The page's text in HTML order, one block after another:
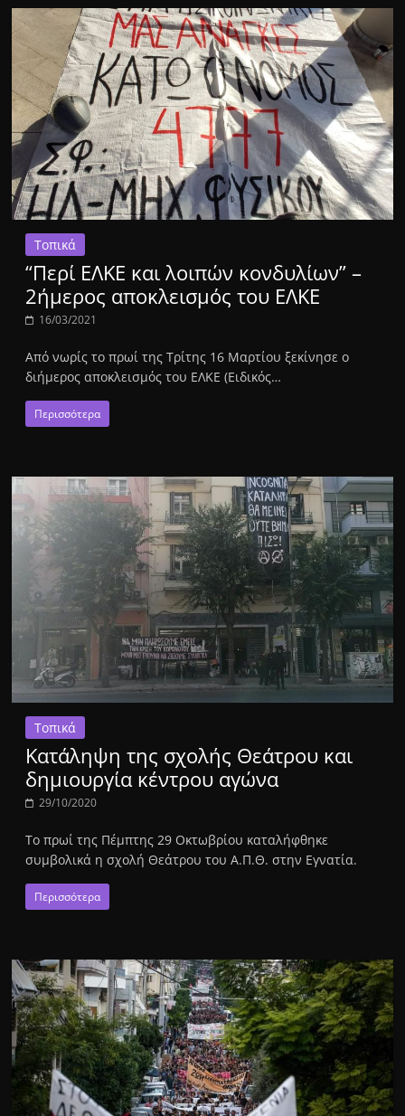
Τοπικά
“Περί ΕΛΚΕ και λοιπών κονδυλίων” –
2ήμερος αποκλεισμός του ΕΛΚΕ
16/03/2021
Από νωρίς το πρωί της Τρίτης 16 Μαρτίου ξεκίνησε ο
διήμερος αποκλεισμός του ΕΛΚΕ (Ειδικός…
Περισσότερα
Τοπικά
Κατάληψη της σχολής Θεάτρου και
δημιουργία κέντρου αγώνα
29/10/2020
Το πρωί της Πέμπτης 29 Οκτωβρίου καταλήφθηκε
συμβολικά η σχολή Θεάτρου του Α.Π.Θ. στην Εγνατία.
Περισσότερα